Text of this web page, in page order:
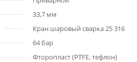
33,7 мм
Кран шаровый сварка 25 316
64 бар
Фторопласт (PTFE, тефлон)